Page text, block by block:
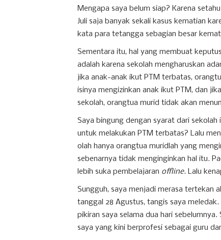
Mengapa saya belum siap? Karena
Juli saja banyak sekali kasus kematian
kata para tetangga sebagian besar
Sementara itu, hal yang membuat
adalah karena sekolah mengharuskan
jika anak-anak ikut PTM terbatas,
isinya mengizinkan anak ikut PTM, dan
sekolah, orangtua murid tidak akan
Saya bingung dengan syarat dari
untuk melakukan PTM terbatas? Lalu
olah hanya orangtua muridlah yang
sebenarnya tidak menginginkan hal itu.
lebih suka pembelajaran offline. Lalu
Sungguh, saya menjadi merasa tertekan
tanggal 28 Agustus, tangis saya
pikiran saya selama dua hari sebelumnya.
saya yang kini berprofesi sebagai guru